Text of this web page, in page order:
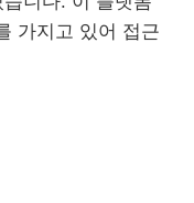
가지고 있어 접근